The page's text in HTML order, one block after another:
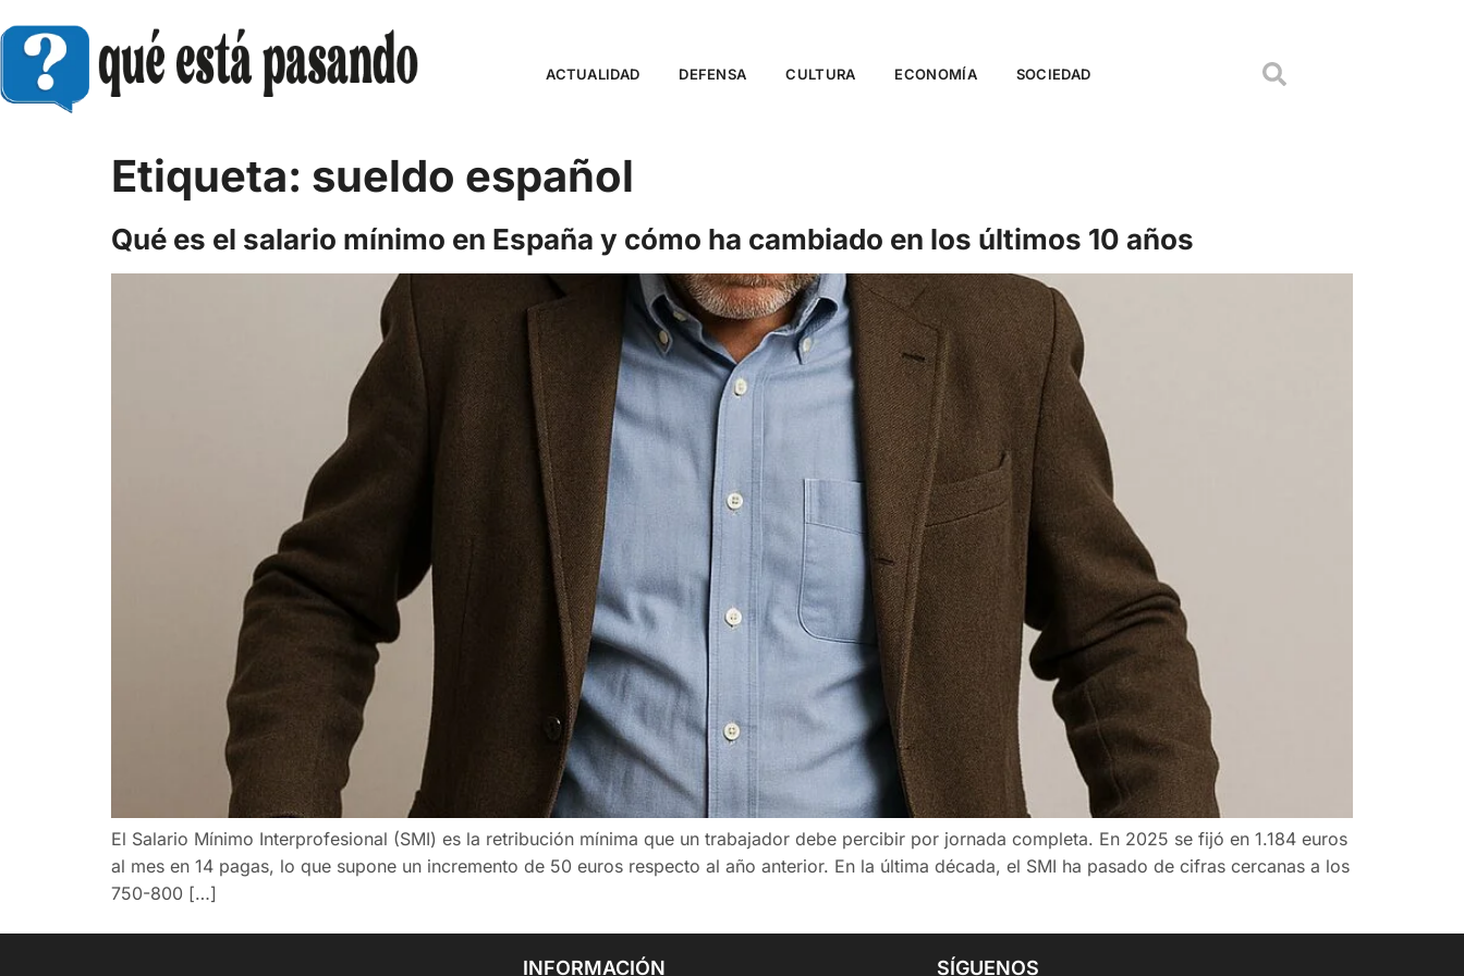
ACTUALIDAD DEFENSA CULTURA ECONOMÍA SOCIEDAD
Etiqueta: sueldo español
Qué es el salario mínimo en España y cómo ha cambiado en los últimos 10 años
El Salario Mínimo Interprofesional (SMI) es la retribución mínima que un trabajador debe percibir por jornada completa. En 2025 se fijó en 1.184 euros
al mes en 14 pagas, lo que supone un incremento de 50 euros respecto al año anterior. En la última década, el SMI ha pasado de cifras cercanas a los
750-800 […]
INFORMACIÓN SÍGUENOS